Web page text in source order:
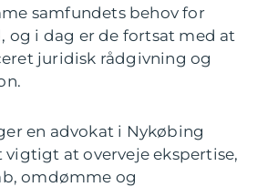
samfundets behov for
i dag er de fortsat med at
juridisk rådgivning og
en advokat i Nykøbing
vigtigt at overveje ekspertise,
omdømme og